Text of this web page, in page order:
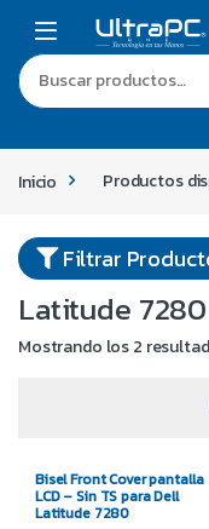
Inicio Productos
Filtrar
Latitude 7280
Mostrando los 2
Bisel Front Cover pantalla
LCD – Sin TS para Dell
Latitude 7280